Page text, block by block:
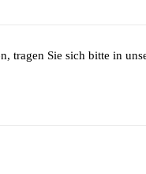
tragen Sie sich bitte in